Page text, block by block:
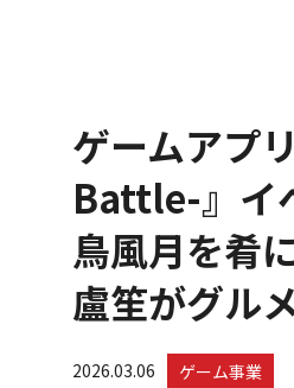
ゲームアプ
Battle-』イ
鳥風月を肴
盧笙がグル
2026.03.06 ゲーム事業